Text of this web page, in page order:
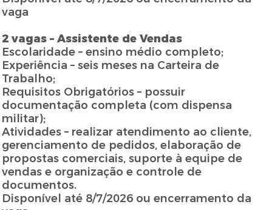
vaga
2 vagas – Assistente de Vendas
Escolaridade – ensino médio completo;
Experiência – seis meses na Carteira de
Trabalho;
Requisitos Obrigatórios – possuir
documentação completa (com dispensa
militar);
Atividades – realizar atendimento ao cliente,
gerenciamento de pedidos, elaboração de
propostas comerciais, suporte à equipe de
vendas e organização e controle de
documentos.
Disponível até 8/7/2026 ou encerramento da